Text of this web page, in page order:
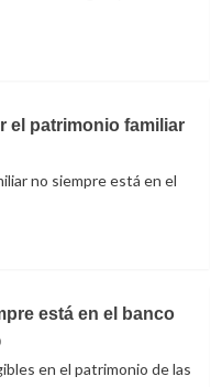
el patrimonio familiar
no siempre está en el
está en el banco
en el patrimonio de las